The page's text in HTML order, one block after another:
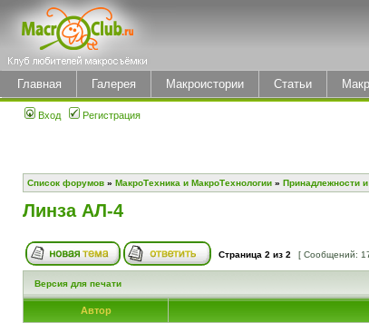
Главная Галерея Макроистории Статьи
Вход Регистрация
Список форумов » МакроТехника и МакроТехнологии » Принадлежности
Линза АЛ-4
Страница 2 из 2 [ Сообщений:
Версия для печати
Автор